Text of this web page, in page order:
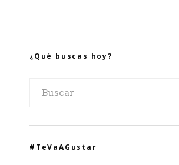
¿Qué buscas hoy?
#TeVaAGustar